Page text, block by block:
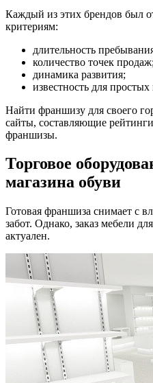
Каждый из этих брендов был
критериям:
длительность
количество точек продаж;
динамика развития;
известность для
Найти франшизу для своего
сайты, составляющие
франшизы.
Торговое
магазина обуви
Готовая франшиза снимает с
забот. Однако, заказ мебели
актуален.